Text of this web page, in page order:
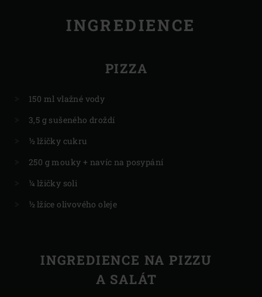
INGREDIENCE
PIZZA
150 ml vlažné vody
3,5 g sušeného droždí
½ lžičky cukru
250 g mouky + navíc na posypání
¼ lžičky soli
½ lžíce olivového oleje
INGREDIENCE NA PIZZU
A SALÁT